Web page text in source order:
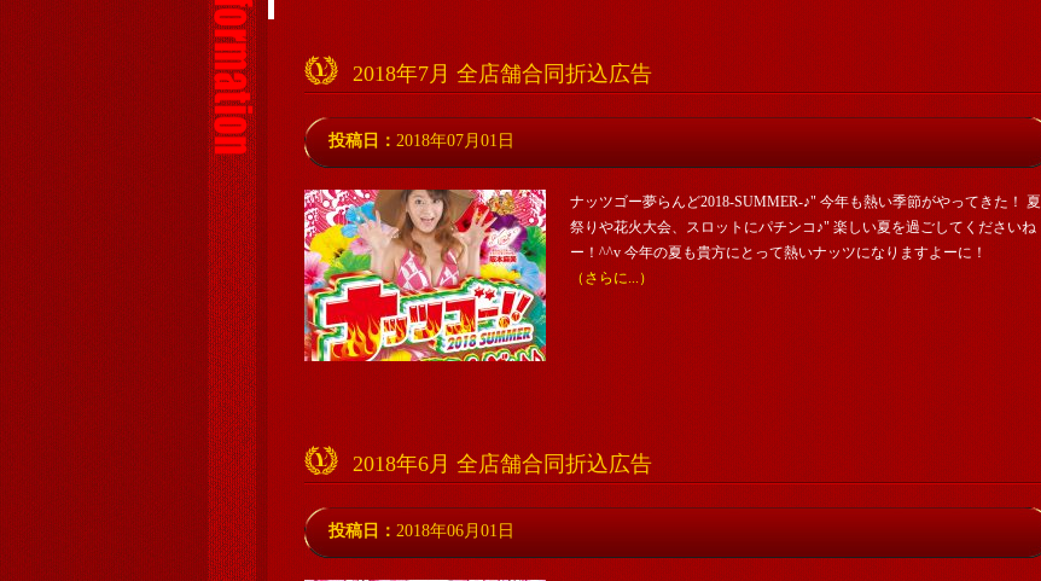
2018年7月 全店舗合同折込広告
投稿日： 2018年07月01日
ナッツゴー夢らんど2018-SUMMER-♪" 今年も熱い季節がやってきた！ 夏
祭りや花火大会、スロットにパチンコ♪" 楽しい夏を過ごしてくださいね
ー！^^v 今年の夏も貴方にとって熱いナッツになりますよーに！
（さらに...）
2018年6月 全店舗合同折込広告
投稿日： 2018年06月01日